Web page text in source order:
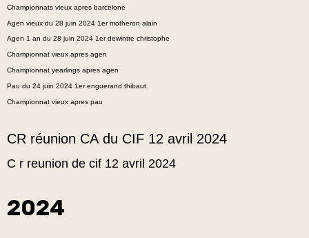
Championnats vieux apres barcelone
Agen vieux du 28 juin 2024 1er motheron alain
Agen 1 an du 28 juin 2024 1er dewintre christophe
Championnat vieux apres agen
Championnat yearlings apres agen
Pau du 24 juin 2024 1er enguerand thibaut
Championnat vieux apres pau
CR réunion CA du CIF 12 avril 2024
C r reunion de cif 12 avril 2024
2024